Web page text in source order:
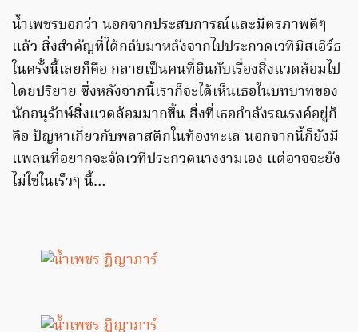
น้ำเพชรบอกว่า นอกจากประสบการณ์และมิตรภาพดีๆ
แล้ว สิ่งสำคัญที่ได้กลับมาหลังจากไปประกวดเวทีมิสเอิร์ธ
ในครั้งนี้เลยก็คือ กลายเป็นคนที่อินกับเรื่องสิ่งแวดล้อมไป
โดยปริยาย ซึ่งหลังจากนี้เราก็จะได้เห็นเธอในบทบาทของ
นักอนุรักษ์สิ่งแวดล้อมมากขึ้น สิ่งที่เธอกำลังรณรงค์อยู่ก็
คือ ปัญหาเกี่ยวกับพลาสติกในท้องทะเล นอกจากนี้ก็ยังมี
แพลนที่อยากจะจัดเวทีประกวดนางงามเอง แต่อาจจะยัง
ไม่ใช่ในเร็วๆ นี้…